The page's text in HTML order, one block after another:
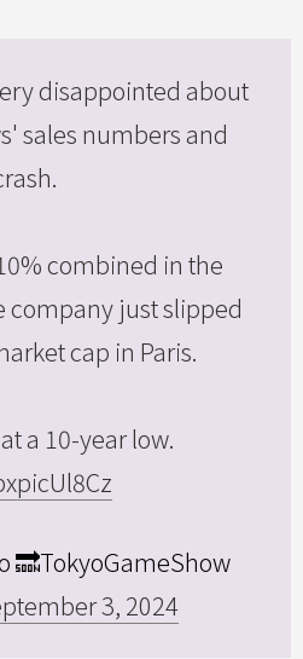
disappointed about
sales numbers and
combined in the
company just slipped
cap in Paris.
a 10-year low.
🔜TokyoGameShow
3, 2024